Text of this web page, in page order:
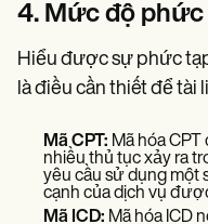
4. Mức độ phức
Hiểu được sự phức
là điều cần thiết để tài
Mã CPT: Mã hóa
nhiều thủ tục xảy ra
yêu cầu sử dụng một
cạnh của dịch vụ
Mã ICD: Mã hóa ICD